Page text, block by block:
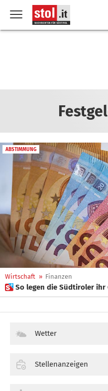
ABSTIMMUNG
Wirtschaft » Finanzen
 So legen die Südtiroler ihr
Wetter
Stellenanzeigen